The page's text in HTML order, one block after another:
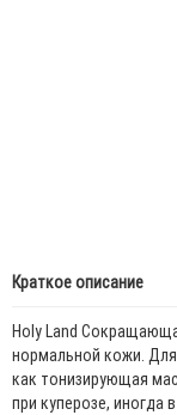
Краткое описание
Holy Land
нормальной кожи.
как тонизирующая
при куперозе, иногда